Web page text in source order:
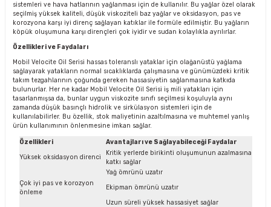
sistemleri ve hava hatlarının yağlanması için de kullanılır. Bu yağlar özel olarak
seçilmiş yüksek kaliteli, düşük viskoziteli baz yağlar ve oksidasyon, pas ve
korozyona karşı iyi direnç sağlayan katıklar ile formüle edilmiştir. Bu yağların
köpük oluşumuna karşı dirençleri çok iyidir ve sudan kolaylıkla ayrılırlar.
Özellikleri ve Faydaları
Mobil Velocite Oil Serisi hassas toleranslı yataklar için olağanüstü yağlama
sağlayarak yatakların normal sıcaklıklarda çalışmasına ve günümüzdeki kritik
takım tezgahlarının çoğunda gereken hassasiyetin sağlanmasına katkıda
bulunurlar. Her ne kadar Mobil Velocite Oil Serisi iş mili yatakları için
tasarlanmışsa da, bunlar uygun viskozite sınıfı seçilmesi koşuluyla aynı
zamanda düşük basınçlı hidrolik ve sirkülasyon sistemleri için de
kullanılabilirler. Bu özellik, stok maliyetinin azaltılmasına ve muhtemel yanlış
ürün kullanımının önlenmesine imkan sağlar.
Özellikleri
Avantajları ve Sağlayabileceği Faydalar
Yüksek oksidasyon direnci
Kritik yerlerde birikinti oluşumunun azalmasına
katkı sağlar
Yağ ömrünü uzatır
Çok iyi pas ve korozyon
önleme
Ekipman ömrünü uzatır
Uzun süreli yüksek hassasiyet sağlar